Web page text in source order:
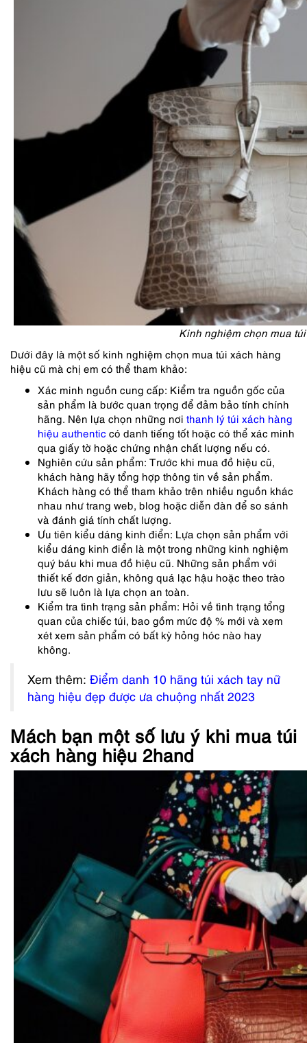
Kinh nghiệm chọn mua
Dưới đây là một số kinh nghiệm chọn mua túi xách hàng
hiệu cũ mà chị em có thể tham khảo:
Xác minh nguồn cung cấp: Kiểm tra nguồn gốc của
sản phẩm là bước quan trọng để đảm bảo tính chính
hãng. Nên lựa chọn những nơi thanh lý túi xách hàng
hiệu authentic có danh tiếng tốt hoặc có thể xác minh
qua giấy tờ hoặc chứng nhận chất lượng nếu có.
Nghiên cứu sản phẩm: Trước khi mua đồ hiệu cũ,
khách hàng hãy tổng hợp thông tin về sản phẩm.
Khách hàng có thể tham khảo trên nhiều nguồn khác
nhau như trang web, blog hoặc diễn đàn để so sánh
và đánh giá tính chất lượng.
Ưu tiên kiểu dáng kinh điển: Lựa chọn sản phẩm với
kiểu dáng kinh điển là một trong những kinh nghiệm
quý báu khi mua đồ hiệu cũ. Những sản phẩm với
thiết kế đơn giản, không quá lạc hậu hoặc theo trào
lưu sẽ luôn là lựa chọn an toàn.
Kiểm tra tình trạng sản phẩm: Hỏi về tình trạng tổng
quan của chiếc túi, bao gồm mức độ % mới và xem
xét xem sản phẩm có bất kỳ hỏng hóc nào hay
không.
Xem thêm: Điểm danh 10 hãng túi xách tay nữ
hàng hiệu đẹp được ưa chuộng nhất 2023
Mách bạn một số lưu ý khi mua túi
xách hàng hiệu 2hand